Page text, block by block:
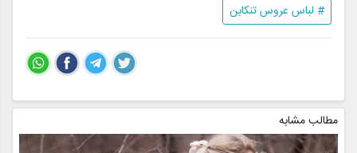
# لباس عروس تنکابن
مطالب مشابه